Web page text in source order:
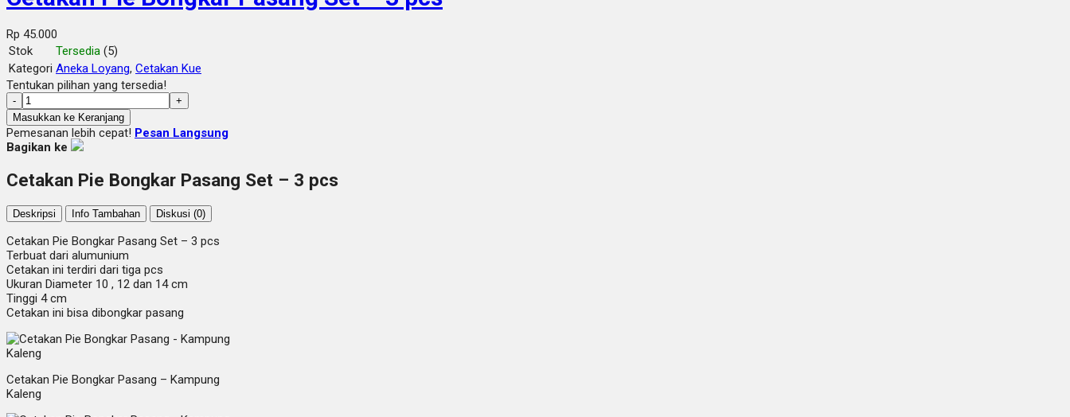
Rp 45.000
Stok
Tersedia (5)
Kategori Aneka Loyang, Cetakan Kue
Tentukan pilihan yang tersedia!
-
+
Masukkan ke Keranjang
Pemesanan lebih cepat! Pesan Langsung
Bagikan ke
Cetakan Pie Bongkar Pasang Set – 3 pcs
Deskripsi Info Tambahan Diskusi (0)
Cetakan Pie Bongkar Pasang Set – 3 pcs
Terbuat dari alumunium
Cetakan ini terdiri dari tiga pcs
Ukuran Diameter 10 , 12 dan 14 cm
Tinggi 4 cm
Cetakan ini bisa dibongkar pasang
Cetakan Pie Bongkar Pasang – Kampung
Kaleng